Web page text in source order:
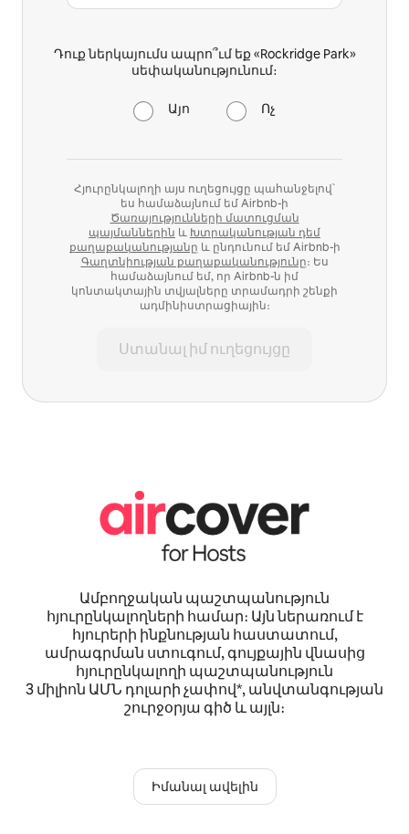
Դուք ներկայումս ապրո՞ւմ եք «Rockridge Park»
սեփականությունում։
Այո Ոչ
Հյուրընկալողի այս ուղեցույցը պահանջելով՝
ես համաձայնում եմ Airbnb-ի
Ծառայությունների մատուցման
պայմաններին և Խտրականության դեմ
քաղաքականությանը և ընդունում եմ Airbnb-ի
Գաղտնիության քաղաքականությունը։ Ես
համաձայնում եմ, որ Airbnb-ն իմ
կոնտակտային տվյալները տրամադրի շենքի
ադմինիստրացիային։
Ստանալ իմ ուղեցույցը
Ամբողջական պաշտպանություն
հյուրընկալողների համար։ Այն ներառում է
հյուրերի ինքնության հաստատում,
ամրագրման ստուգում, գույքային վնասից
հյուրընկալողի պաշտպանություն
3 միլիոն ԱՄՆ դոլարի չափով*, անվտանգության
շուրջօրյա գիծ և այլն։
Իմանալ ավելին